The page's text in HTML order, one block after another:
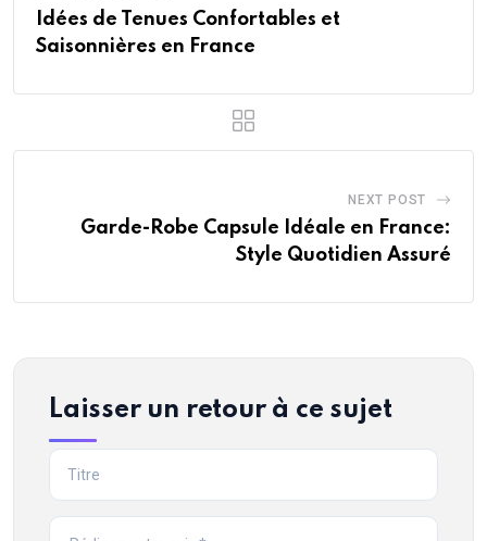
Idées de Tenues Confortables et
Saisonnières en France
NEXT POST
Garde-Robe Capsule Idéale en France:
Style Quotidien Assuré
Laisser un retour à ce sujet